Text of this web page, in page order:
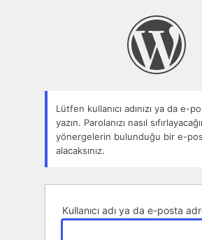
Lütfen kullanıcı adınızı ya da e-
yazın. Parolanızı nasıl
yönergelerin bulunduğu bir e-
alacaksınız.
Kullanıcı adı ya da e-posta